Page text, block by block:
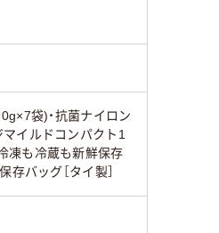
袋)・抗菌ナイロン
マイルドコンパクト1
凍も冷蔵も新鮮保存
存バッグ［タイ製］